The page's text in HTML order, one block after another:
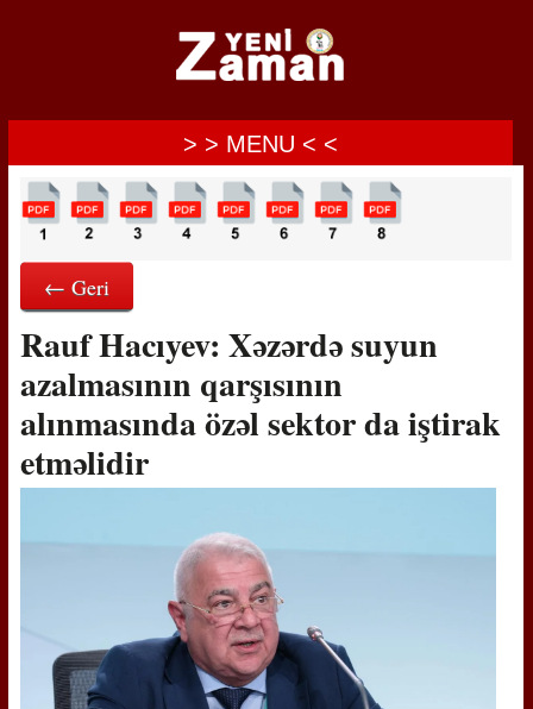
> > MENU < <
← Geri
Rauf Hacıyev: Xəzərdə suyun
azalmasının qarşısının
alınmasında özəl sektor da iştirak
etməlidir